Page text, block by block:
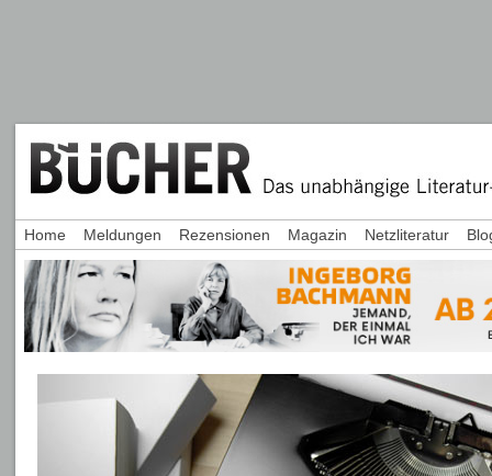
Home Meldungen Rezensionen Magazin Netzliteratur